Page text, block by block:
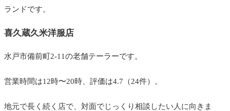
ランドです。
喜久蔵久米洋服店
水戸市備前町2-11の老舗テーラーです。
営業時間は12時〜20時、評価は4.7（24件）。
地元で長く続く店で、対面でじっくり相談したい人に向きま